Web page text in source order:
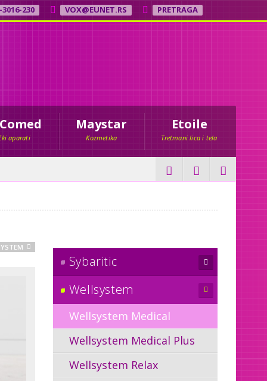
230 VOX@EUNET.RS PRETRAGA
aparati
Maystar
Kozmetika
Etoile
Tretmani lica i tela
Sybaritic
Wellsystem
Wellsystem Medical
Wellsystem Medical Plus
Wellsystem Relax